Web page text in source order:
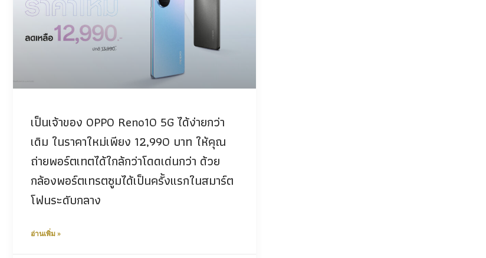
เป็นเจ้าของ OPPO Reno10 5G ได้ง่ายกว่า
เดิม ในราคาใหม่เพียง 12,990 บาท ให้คุณ
ถ่ายพอร์ตเทตได้ใกล้กว่าโดดเด่นกว่า ด้วย
กล้องพอร์ตเทรตซูมได้เป็นครั้งแรกในสมาร์ต
โฟนระดับกลาง
อ่านเพิ่ม »